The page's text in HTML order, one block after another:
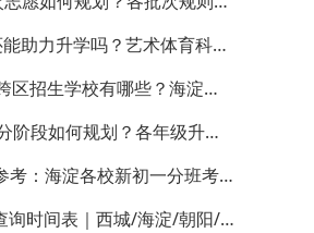
北京小升初特长还能助力升学吗？艺术体育科技特长机会与误区全面解析
2027 北京小升初跨区招生学校有哪些？海淀西城东城全市招生校完整汇总
2027 北京小升初分阶段如何规划？各年级升学节点与升学通道全梳理
2026北京小升初参考：海淀各校新初一分班考试日期汇总
2026北京小升初查询时间表｜西城/海淀/朝阳/东城/丰台一键对照